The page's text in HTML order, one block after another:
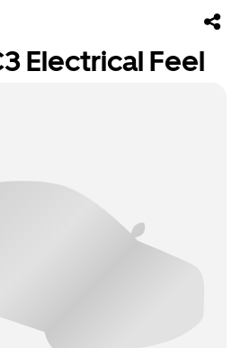
Electrical Feel